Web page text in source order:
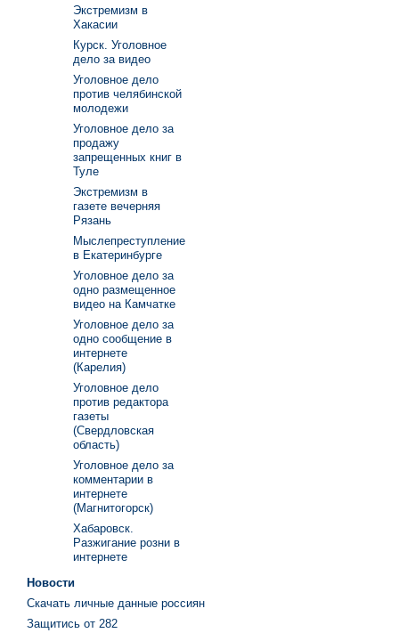
Экстремизм в
Хакасии
Курск. Уголовное
дело за видео
Уголовное дело
против челябинской
молодежи
Уголовное дело за
продажу
запрещенных книг в
Туле
Экстремизм в
газете вечерняя
Рязань
Мыслепреступление
в Екатеринбурге
Уголовное дело за
одно размещенное
видео на Камчатке
Уголовное дело за
одно сообщение в
интернете
(Карелия)
Уголовное дело
против редактора
газеты
(Свердловская
область)
Уголовное дело за
комментарии в
интернете
(Магнитогорск)
Хабаровск.
Разжигание розни в
интернете
Новости
Скачать личные данные россиян
Защитись от 282